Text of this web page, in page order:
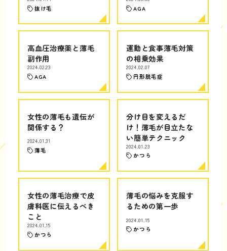
抜け毛 AGA
高血圧治療薬と薄毛
副作用
2024.02.23
AGA
運動と食事薄毛対策
の相乗効果
2024.02.07
円形脱毛症
女性の薄毛も遺伝が
関係する？
2024.01.31
薄毛
分け目を変えるだ
け！薄毛が目立たな
い簡単テクニック
2024.01.23
かつら
女性の薄毛治療で皮
膚科医に伝えるべき
こと
2024.01.15
かつら
薄毛の悩みを克服す
るための第一歩
2024.01.15
かつら